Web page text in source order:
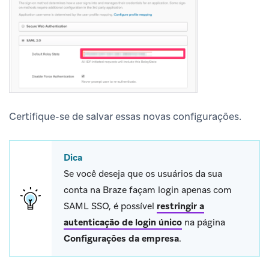
Certifique-se de salvar essas novas configurações.
Dica
Se você deseja que os usuários da sua
conta na Braze façam login apenas com
SAML SSO, é possível restringir a
autenticação de login único na página
Configurações da empresa.